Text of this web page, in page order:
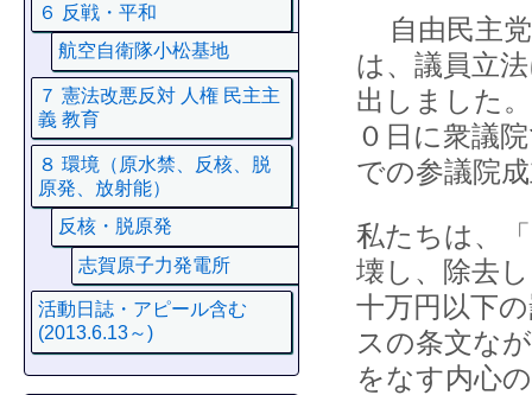
自由民主党
は、議員立
出しました
０日に衆議
での参議院
私たちは、
壊し、除去
十万円以下
スの条文な
をなす内心
６ 反戦・平和
航空自衛隊小松基地
７ 憲法改悪反対 人権 民主主
義 教育
８ 環境（原水禁、反核、脱
原発、放射能）
反核・脱原発
志賀原子力発電所
活動日誌・アピール含む
(2013.6.13～)